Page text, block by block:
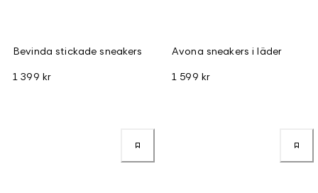
Bevinda stickade sneakers
1 399 kr
Avona sneakers i läder
1 599 kr